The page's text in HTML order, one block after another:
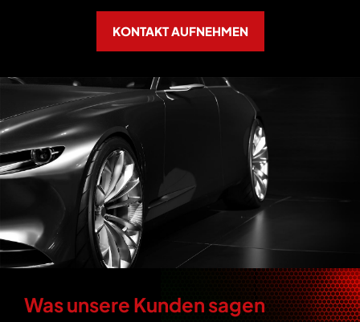
KONTAKT AUFNEHMEN
Was unsere Kunden sagen